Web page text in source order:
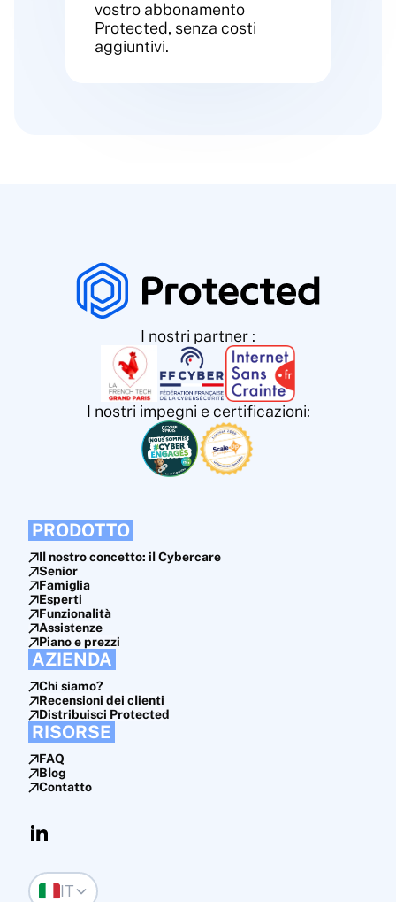
vostro abbonamento
Protected, senza costi
aggiuntivi.
I nostri partner :
I nostri impegni e certificazioni:
PRODOTTO
Il nostro concetto: il Cybercare
Senior
Famiglia
Esperti
Funzionalità
Assistenze
Piano e prezzi
AZIENDA
Chi siamo?
Recensioni dei clienti
Distribuisci Protected
RISORSE
FAQ
Blog
Contatto
IT